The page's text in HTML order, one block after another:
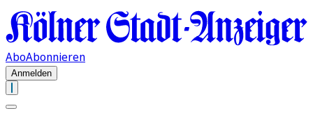
AboAbonnieren
Anmelden